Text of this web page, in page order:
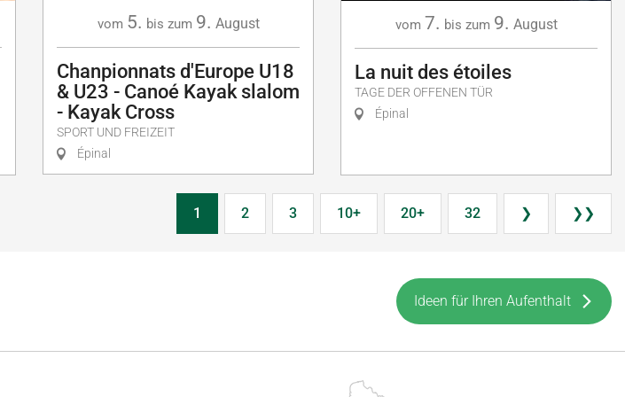
vom 5. bis zum 9. August
Chanpionnats d'Europe U18
& U23 - Canoé Kayak slalom
- Kayak Cross
SPORT UND FREIZEIT
Épinal
vom 7. bis zum 9. August
La nuit des étoiles
TAGE DER OFFENEN TÜR
Épinal
1 2 3 10+ 20+ 32 ❯ ❯❯
Ideen für Ihren Aufenthalt